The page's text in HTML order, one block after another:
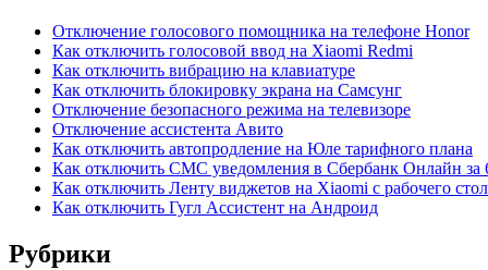
Отключение голосового помощника на телефоне Honor
Как отключить голосовой ввод на Xiaomi Redmi
Как отключить вибрацию на клавиатуре
Как отключить блокировку экрана на Самсунг
Отключение безопасного режима на телевизоре
Отключение ассистента Авито
Как отключить автопродление на Юле тарифного плана
Как отключить СМС уведомления в Сбербанк Онлайн за
Как отключить Ленту виджетов на Xiaomi с рабочего
Как отключить Гугл Ассистент на Андроид
Рубрики